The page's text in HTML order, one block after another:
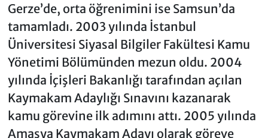
Gerze’de, orta öğrenimini ise Samsun’da
tamamladı. 2003 yılında İstanbul
Üniversitesi Siyasal Bilgiler Fakültesi Kamu
Yönetimi Bölümünden mezun oldu. 2004
yılında İçişleri Bakanlığı tarafından açılan
Kaymakam Adaylığı Sınavını kazanarak
kamu görevine ilk adımını attı. 2005 yılında
Amasya Kaymakam Adayı olarak göreve